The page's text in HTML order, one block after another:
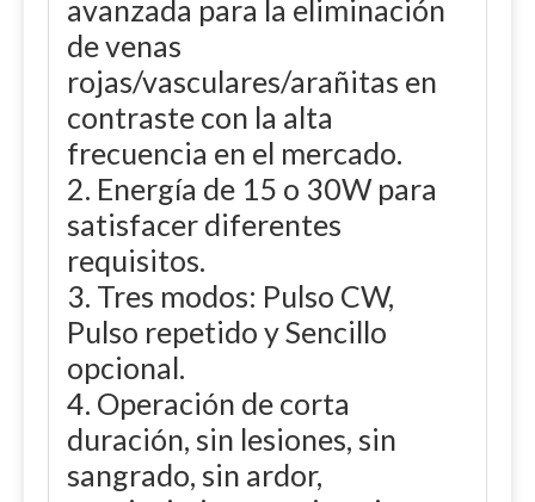
avanzada para la eliminación
de venas
rojas/vasculares/arañitas en
contraste con la alta
frecuencia en el mercado.
2. Energía de 15 o 30W para
satisfacer diferentes
requisitos.
3. Tres modos: Pulso CW,
Pulso repetido y Sencillo
opcional.
4. Operación de corta
duración, sin lesiones, sin
sangrado, sin ardor,